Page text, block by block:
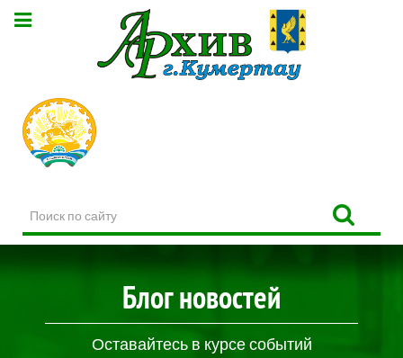
по
сайту
Блог новостей
Оставайтесь в курсе событий